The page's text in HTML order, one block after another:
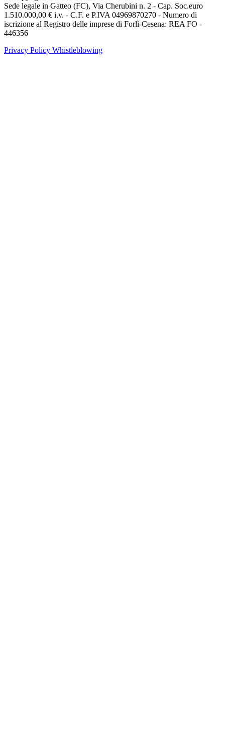
Sede legale in Gatteo (FC), Via Cherubini n. 2 - Cap. Soc.euro
1.510.000,00 € i.v. - C.F. e P.IVA 04969870270 - Numero di
iscrizione al Registro delle imprese di Forlì-Cesena: REA FO -
446356
Privacy Policy Whistleblowing